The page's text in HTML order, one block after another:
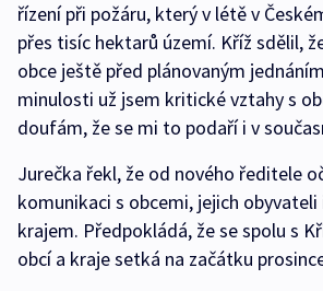
řízení při požáru, který v létě v
přes tisíc hektarů území. Kříž sdělil,
obce ještě před plánovaným
minulosti už jsem kritické vztahy s
doufám, že se mi to podaří i v
Jurečka řekl, že od nového ředitele
komunikaci s obcemi, jejich
krajem. Předpokládá, že se spolu s
obcí a kraje setká na začátku